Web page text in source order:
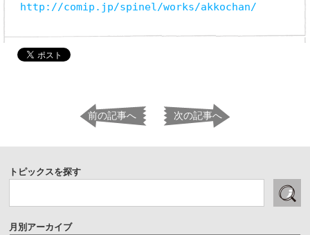
http://comip.jp/spinel/works/akkochan/
前の記事へ 次の記事へ
トピックスを探す
月別アーカイブ